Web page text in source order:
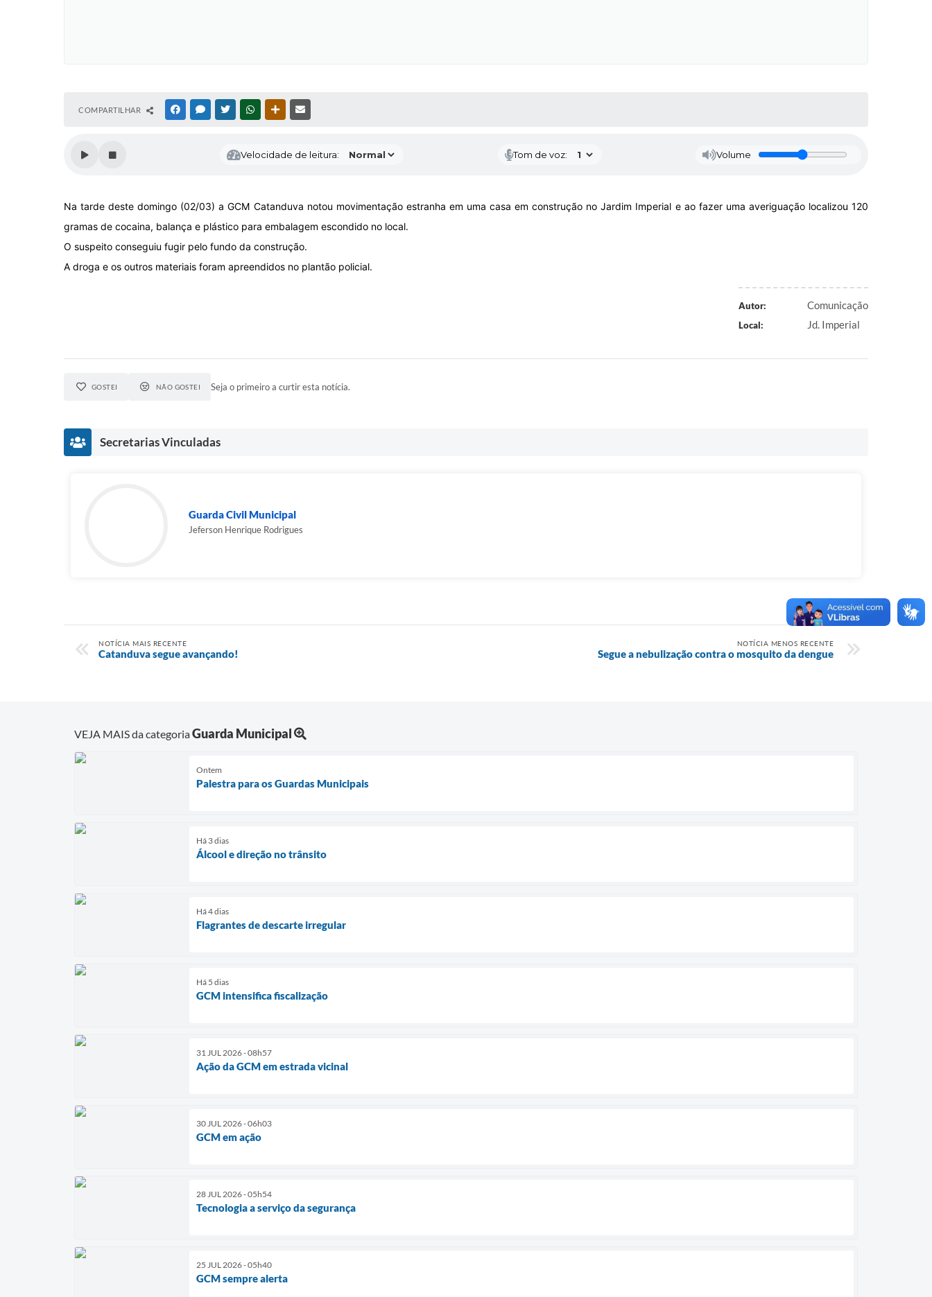
COMPARTILHAR FACEBOOKMESSENGER
TWITTERWHATSAPPOUTRAS MÍDIAS
Velocidade de leitura: Tom de voz: Volume
Na tarde deste domingo (02/03) a GCM Catanduva notou movimentação estranha em uma casa em construção no Jardim Imperial e ao fazer uma averiguação localizou 120
gramas de cocaina, balança e plástico para embalagem escondido no local.
O suspeito conseguiu fugir pelo fundo da construção.
A droga e os outros materiais foram apreendidos no plantão policial.
Autor: Comunicação
Local: Jd. Imperial
GOSTEI NÃO GOSTEI Seja o primeiro a curtir esta notícia.
Secretarias Vinculadas
Guarda Civil Municipal
Jeferson Henrique Rodrigues
NOTÍCIA MAIS RECENTE
Catanduva segue avançando!
NOTÍCIA MENOS RECENTE
Segue a nebulização contra o mosquito da dengue
VEJA MAIS da categoriaGuarda Municipal
Ontem
Palestra para os Guardas Municipais
Há 3 dias
Álcool e direção no trânsito
Há 4 dias
Flagrantes de descarte irregular
Há 5 dias
GCM intensifica fiscalização
31 JUL 2026 - 08h57
Ação da GCM em estrada vicinal
30 JUL 2026 - 06h03
GCM em ação
28 JUL 2026 - 05h54
Tecnologia a serviço da segurança
25 JUL 2026 - 05h40
GCM sempre alerta